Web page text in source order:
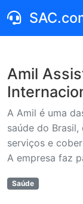
Amil
A Amil é uma
saúde do
serviços e
A empresa faz
Saúde